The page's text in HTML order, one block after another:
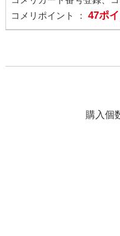
コメリポイント ： 47ポ
購入個